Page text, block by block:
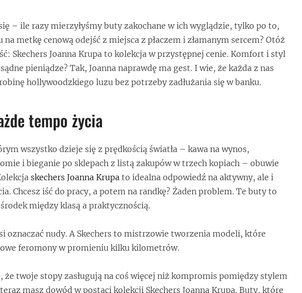
– ile razy mierzyłyśmy buty zakochane w ich wyglądzie, tylko po to,
metkę cenową odejść z miejsca z płaczem i złamanym sercem? Otóż
Skechers Joanna Krupa to kolekcja w przystępnej cenie. Komfort i styl
pieniądze? Tak, Joanna naprawdę ma gest. I wie, że każda z nas
hollywoodzkiego luzu bez potrzeby zadłużania się w banku.
tempo życia
wszystko dzieje się z prędkością światła – kawa na wynos,
i bieganie po sklepach z listą zakupów w trzech kopiach – obuwie
skechers Joanna Krupa to idealna odpowiedź na aktywny, ale i
Chcesz iść do pracy, a potem na randkę? Żaden problem. Te buty to
między klasą a praktycznością.
oznaczać nudy. A Skechers to mistrzowie tworzenia modeli, które
feromony w promieniu kilku kilometrów.
że twoje stopy zasługują na coś więcej niż kompromis pomiędzy stylem
masz dowód w postaci kolekcji Skechers Joanna Krupa. Buty, które